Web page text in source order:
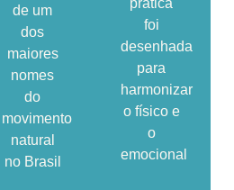
de um
dos
maiores
nomes
do
movimento
natural
no Brasil
foi
desenhada
para
harmonizar
o físico e
o
emocional